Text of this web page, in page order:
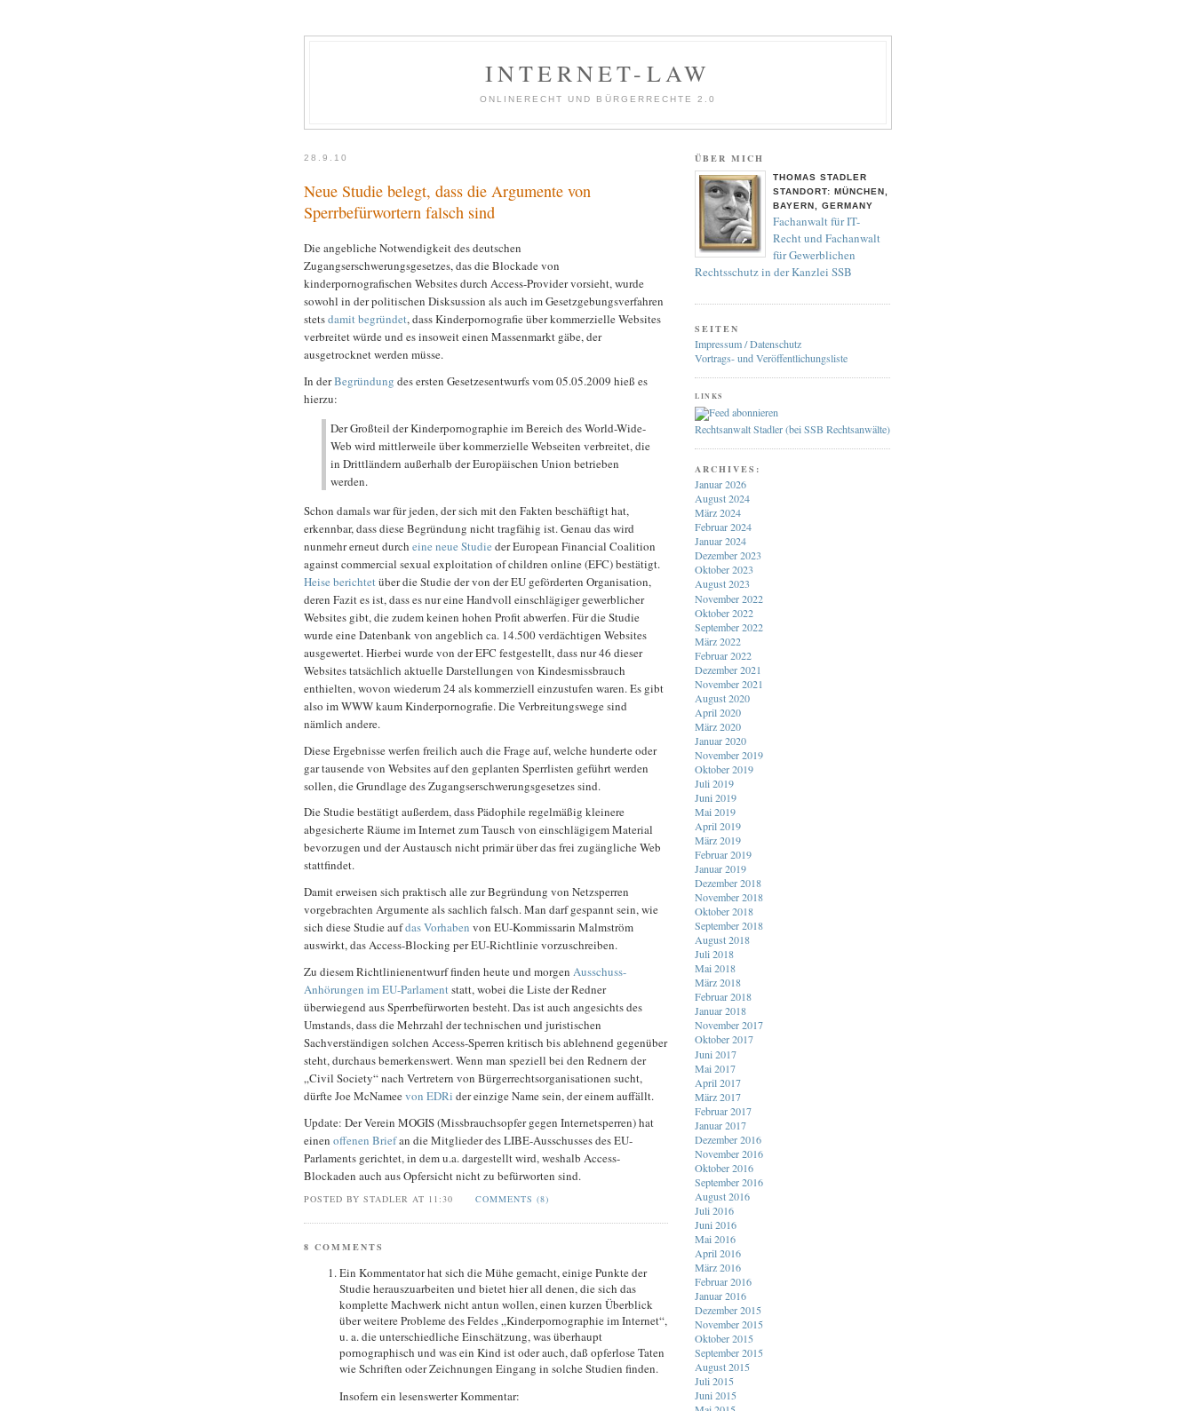
INTERNET-LAW
ONLINERECHT UND BÜRGERRECHTE 2.0
28.9.10
Neue Studie belegt, dass die Argumente von
Sperrbefürwortern falsch sind
Die angebliche Notwendigkeit des deutschen
Zugangserschwerungsgesetzes, das die Blockade von
kinderpornografischen Websites durch Access-Provider vorsieht, wurde
sowohl in der politischen Disksussion als auch im Gesetzgebungsverfahren
stetsdamit begründet, dass Kinderpornografie über kommerzielle Websites
verbreitet würde und es insoweit einen Massenmarkt gäbe, der
ausgetrocknet werden müsse.
In derBegründung des ersten Gesetzesentwurfs vom 05.05.2009 hieß es
hierzu:
Der Großteil der Kinderpornographie im Bereich des World-Wide-
Web wird mittlerweile über kommerzielle Webseiten verbreitet, die
in Drittländern außerhalb der Europäischen Union betrieben
werden.
Schon damals war für jeden, der sich mit den Fakten beschäftigt hat,
erkennbar, dass diese Begründung nicht tragfähig ist. Genau das wird
nunmehr erneut durch eine neue Studie der European Financial Coalition
against commercial sexual exploitation of children online (EFC) bestätigt.
Heise berichtetüber die Studie der von der EU geförderten Organisation,
deren Fazit es ist, dass es nur eine Handvoll einschlägiger gewerblicher
Websites gibt, die zudem keinen hohen Profit abwerfen. Für die Studie
wurde eine Datenbank von angeblich ca. 14.500 verdächtigen Websites
ausgewertet. Hierbei wurde von der EFC festgestellt, dass nur 46 dieser
Websites tatsächlich aktuelle Darstellungen von Kindesmissbrauch
enthielten, wovon wiederum 24 als kommerziell einzustufen waren. Es gibt
also im WWW kaum Kinderpornografie. Die Verbreitungswege sind
nämlich andere.
Diese Ergebnisse werfen freilich auch die Frage auf, welche hunderte oder
gar tausende von Websites auf den geplanten Sperrlisten geführt werden
sollen, die Grundlage des Zugangserschwerungsgesetzes sind.
Die Studie bestätigt außerdem, dass Pädophile regelmäßig kleinere
abgesicherte Räume im Internet zum Tausch von einschlägigem Material
bevorzugen und der Austausch nicht primär über das frei zugängliche Web
stattfindet.
Damit erweisen sich praktisch alle zur Begründung von Netzsperren
vorgebrachten Argumente als sachlich falsch. Man darf gespannt sein, wie
sich diese Studie aufdas Vorhaben von EU-Kommissarin Malmström
auswirkt, das Access-Blocking per EU-Richtlinie vorzuschreiben.
Zu diesem Richtlinienentwurf finden heute und morgen Ausschuss-
Anhörungen im EU-Parlamentstatt, wobei die Liste der Redner
überwiegend aus Sperrbefürworten besteht. Das ist auch angesichts des
Umstands, dass die Mehrzahl der technischen und juristischen
Sachverständigen solchen Access-Sperren kritisch bis ablehnend gegenüber
steht, durchaus bemerkenswert. Wenn man speziell bei den Rednern der
„Civil Society“ nach Vertretern von Bürgerrechtsorganisationen sucht,
dürfte Joe McNameevon EDRi der einzige Name sein, der einem auffällt.
Update: Der Verein MOGIS (Missbrauchsopfer gegen Internetsperren) hat
einen offenen Briefan die Mitglieder des LIBE-Ausschusses des EU-
Parlaments gerichtet, in dem u.a. dargestellt wird, weshalb Access-
Blockaden auch aus Opfersicht nicht zu befürworten sind.
POSTED BY STADLER AT 11:30 COMMENTS (8)
8 COMMENTS
Ein Kommentator hat sich die Mühe gemacht, einige Punkte der
Studie herauszuarbeiten und bietet hier all denen, die sich das
komplette Machwerk nicht antun wollen, einen kurzen Überblick
über weitere Probleme des Feldes „Kinderpornographie im Internet“,
u. a. die unterschiedliche Einschätzung, was überhaupt
pornographisch und was ein Kind ist oder auch, daß opferlose Taten
wie Schriften oder Zeichnungen Eingang in solche Studien finden.
Insofern ein lesenswerter Kommentar:
ÜBER MICH
THOMAS STADLER
STANDORT: MÜNCHEN,
BAYERN, GERMANY
Fachanwalt für IT-
Recht und Fachanwalt
für Gewerblichen
Rechtsschutz in der Kanzlei SSB
SEITEN
Impressum / Datenschutz
Vortrags- und Veröffentlichungsliste
LINKS
Rechtsanwalt Stadler (bei SSB Rechtsanwälte)
ARCHIVES:
Januar 2026
August 2024
März 2024
Februar 2024
Januar 2024
Dezember 2023
Oktober 2023
August 2023
November 2022
Oktober 2022
September 2022
März 2022
Februar 2022
Dezember 2021
November 2021
August 2020
April 2020
März 2020
Januar 2020
November 2019
Oktober 2019
Juli 2019
Juni 2019
Mai 2019
April 2019
März 2019
Februar 2019
Januar 2019
Dezember 2018
November 2018
Oktober 2018
September 2018
August 2018
Juli 2018
Mai 2018
März 2018
Februar 2018
Januar 2018
November 2017
Oktober 2017
Juni 2017
Mai 2017
April 2017
März 2017
Februar 2017
Januar 2017
Dezember 2016
November 2016
Oktober 2016
September 2016
August 2016
Juli 2016
Juni 2016
Mai 2016
April 2016
März 2016
Februar 2016
Januar 2016
Dezember 2015
November 2015
Oktober 2015
September 2015
August 2015
Juli 2015
Juni 2015